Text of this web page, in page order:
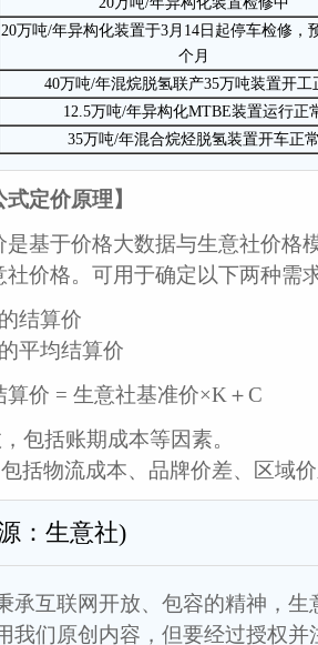
20万吨/年异构化装置于3月14日起停车检修，
个月
40万吨/年混烷脱氢联产35万吨装置开工
12.5万吨/年异构化MTBE装置运行正
35万吨/年混合烷烃脱氢装置开车正
式定价原理】
是基于价格大数据与生意社价格
社价格。可用于确定以下两种需
结算价
平均结算价
算价 = 生意社基准价×K＋C
包括账期成本等因素。
括物流成本、品牌价差、区域
生意社)
承互联网开放、包容的精神，
我们原创内容，但要经过授权并